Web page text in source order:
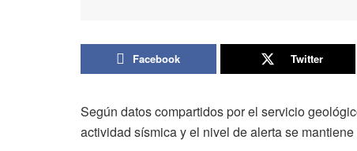
Facebook Twitter
Según datos compartidos por el servicio
actividad sísmica y el nivel de alerta se